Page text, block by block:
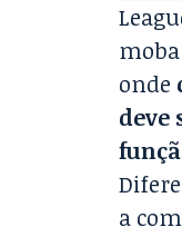
onde
deve
a